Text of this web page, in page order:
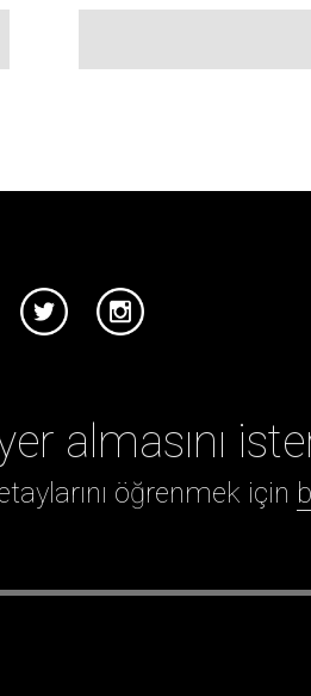
almasını
öğrenmek için